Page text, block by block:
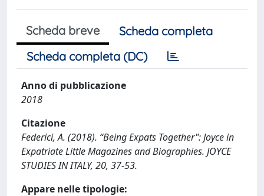
Scheda breve
Scheda completa
Scheda completa (DC)
Anno di pubblicazione
2018
Citazione
Federici, A. (2018). “Being Expats Together": Joyce in
Expatriate Little Magazines and Biographies. JOYCE
STUDIES IN ITALY, 20, 37-53.
Appare nelle tipologie: